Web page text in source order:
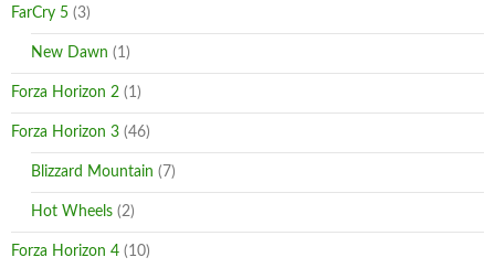
FarCry 5 (3)
New Dawn (1)
Forza Horizon 2 (1)
Forza Horizon 3 (46)
Blizzard Mountain (7)
Hot Wheels (2)
Forza Horizon 4 (10)